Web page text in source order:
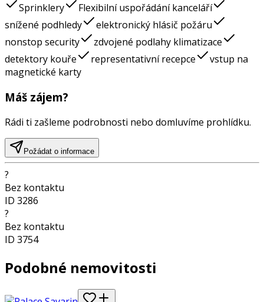
Sprinklery
Flexibilní uspořádání kanceláří
snížené podhledy
elektronický hlásič požáru
nonstop security
zdvojené podlahy klimatizace
detektory kouře
representativní recepce
vstup na
magnetické karty
Máš zájem?
Rádi ti zašleme podrobnosti nebo domluvíme prohlídku.
Požádat o informace
?
Bez kontaktu
ID 3286
?
Bez kontaktu
ID 3754
Podobné nemovitosti